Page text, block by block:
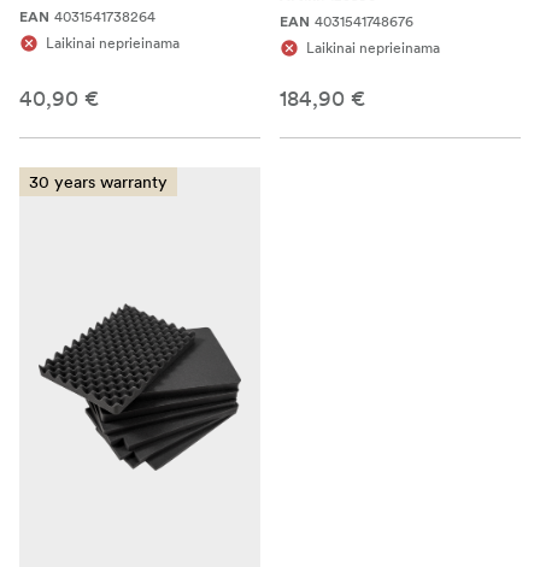
EAN 4031541738264
Laikinai neprieinama
40,90 €
EAN 4031541748676
Laikinai neprieinama
184,90 €
30 years warranty